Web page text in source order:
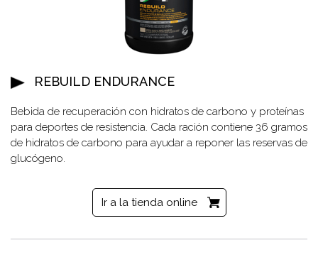
REBUILD ENDURANCE
Bebida de recuperación con hidratos de carbono y proteínas
para deportes de resistencia. Cada ración contiene 36 gramos
de hidratos de carbono para ayudar a reponer las reservas de
glucógeno.
Ir a la tienda online